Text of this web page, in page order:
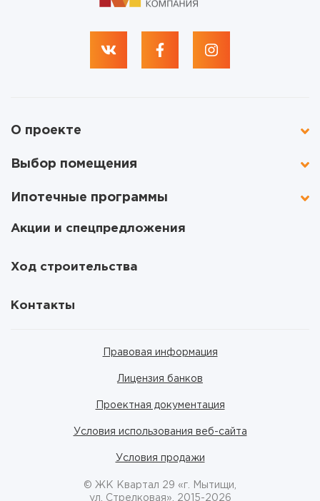
О проекте
Выбор помещения
Ипотечные программы
Акции и спецпредложения
Ход строительства
Контакты
Правовая информация
Лицензия банков
Проектная документация
Условия использования веб-сайта
Условия продажи
© ЖК Квартал 29 «г. Мытищи,
ул. Стрелковая», 2015-2026